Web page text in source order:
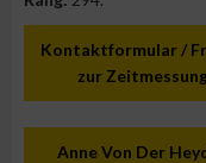
Kontaktformular /
zur
Anne Von Der